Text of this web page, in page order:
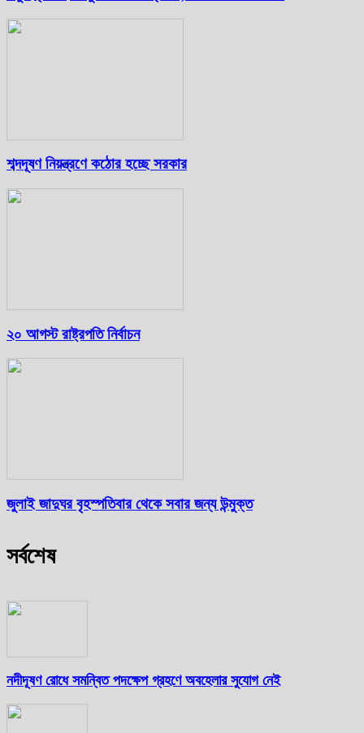
শব্দদূষণ নিয়ন্ত্রণে কঠোর হচ্ছে সরকার
২০ আগস্ট রাষ্ট্রপতি নির্বাচন
জুলাই জাদুঘর বৃহস্পতিবার থেকে সবার জন্য উন্মুক্ত
সর্বশেষ
নদীদূষণ রোধে সমন্বিত পদক্ষেপ গ্রহণে অবহেলার সুযোগ নেই